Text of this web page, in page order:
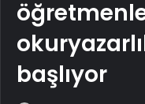
başlıyor